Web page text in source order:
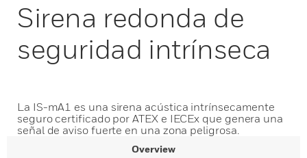
Sirena redonda de
seguridad intrínseca
La IS-mA1 es una sirena acústica intrínsecamente
seguro certificado por ATEX e IECEx que genera una
señal de aviso fuerte en una zona peligrosa.
Overview